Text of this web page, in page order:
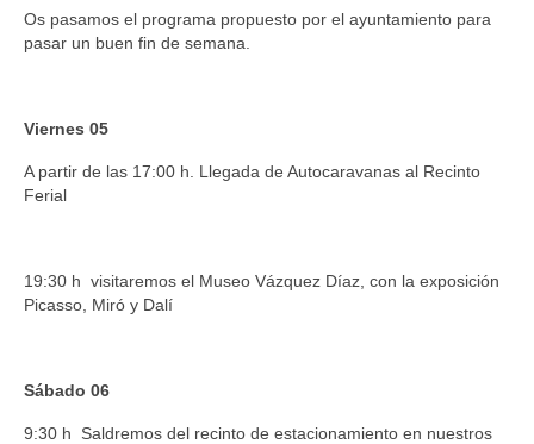
Os pasamos el programa propuesto por el ayuntamiento para
pasar un buen fin de semana.
Viernes 05
A partir de las 17:00 h. Llegada de Autocaravanas al Recinto
Ferial
19:30 h visitaremos el Museo Vázquez Díaz, con la exposición
Picasso, Miró y Dalí
Sábado 06
9:30 h Saldremos del recinto de estacionamiento en nuestros